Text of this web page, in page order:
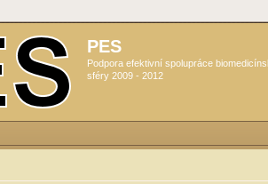
PES
Podpora efektivní spolupráce
sféry 2009 - 2012